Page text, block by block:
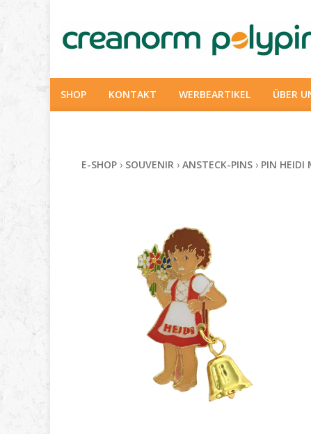
SHOP KONTAKT WERBEARTIKEL ÜBER
E-SHOP › SOUVENIR › ANSTECK-PINS › PIN HEIDI